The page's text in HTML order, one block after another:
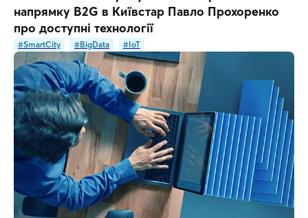
напрямку B2G в Київстар Павло Прохоренко
про доступні технології
#SmartCity #BigData #IoT